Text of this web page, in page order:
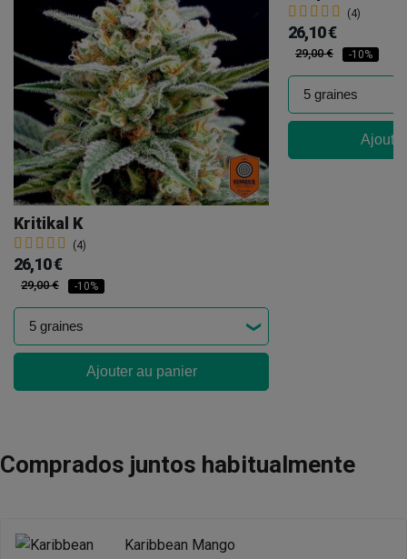
Kritikal K
(4)
26,10 €
29,00 € -10%
Ajouter au panier
(4)
26,10 €
29,00 € -10%
Comprados juntos habitualmente
Karibbean Mango